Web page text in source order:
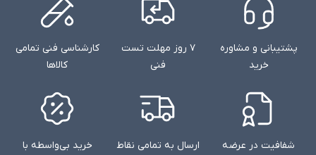
پشتیبانی و مشاوره
خرید
۷ روز مهلت تست
فنی
کارشناسی فنی تمامی
کالاها
شفافیت در عرضه
ارسال به تمامی نقاط
خرید بی‌واسطه با